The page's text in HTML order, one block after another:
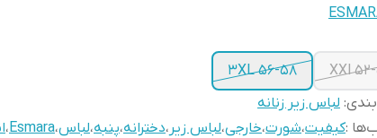
XXl
3XL 56-58
: لباس زیر زنانه
:کیفیت،شورت،خارجی،لباس زیر ،دخترانه،پنبه،لباس،Esmara،